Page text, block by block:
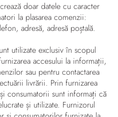
doar datele cu caracter
la plasarea comenzii:
adresă, adresă poștală.
utilizate exclusiv în scopul
accesului la informații,
sau pentru contactarea
livrării. Prin furnizarea
consumatorii sunt informați că
și utilizate. Furnizorul